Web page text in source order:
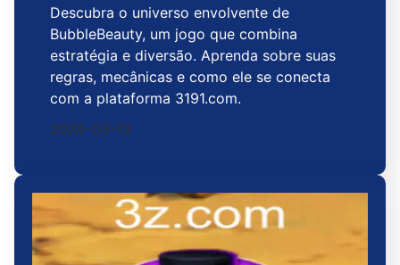
Descubra o universo envolvente de
BubbleBeauty, um jogo que combina
estratégia e diversão. Aprenda sobre suas
regras, mecânicas e como ele se conecta
com a plataforma 3191.com.
2026-03-13